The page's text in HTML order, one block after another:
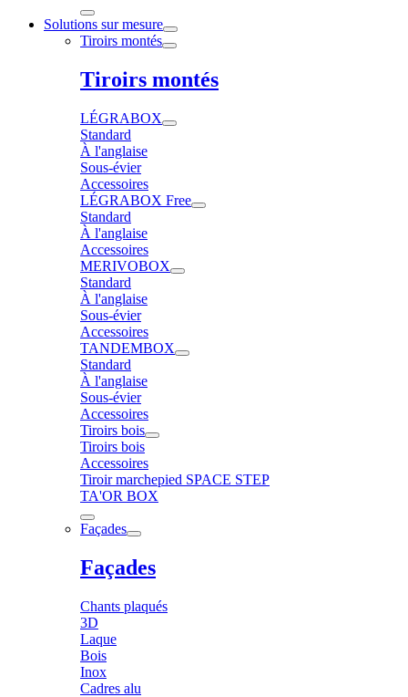
Solutions sur mesure
Tiroirs montés
Tiroirs montés
LÉGRABOX
Standard
À l'anglaise
Sous-évier
Accessoires
LÉGRABOX Free
Standard
À l'anglaise
Accessoires
MERIVOBOX
Standard
À l'anglaise
Sous-évier
Accessoires
TANDEMBOX
Standard
À l'anglaise
Sous-évier
Accessoires
Tiroirs bois
Tiroirs bois
Accessoires
Tiroir marchepied SPACE STEP
TA'OR BOX
Façades
Façades
Chants plaqués
3D
Laque
Bois
Inox
Cadres alu